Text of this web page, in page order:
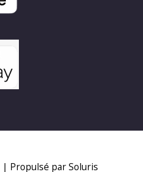
| Propulsé par Soluris